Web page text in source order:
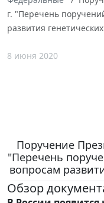
г. "Перечень
развития
8 июня 2020
Поручение
"Перечень
вопросам
Обзор